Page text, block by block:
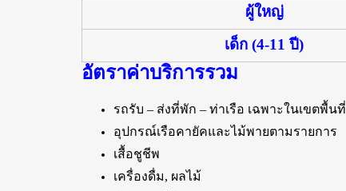
ผู้ใหญ่
เด็ก (4-11 ปี)
อัตราค่าบริการรวม
รถรับ – ส่งที่พัก – ท่าเรือ เฉพาะในเขตพื้นที่
อุปกรณ์เรือคายัคและไม้พายตามรายการ
เสื้อชูชีพ
เครื่องดื่ม, ผลไม้